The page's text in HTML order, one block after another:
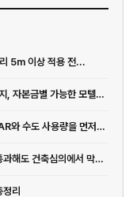
5m 이상 적용 전...
[부동산] 숙박업 창업 비용 5천만원부터 5억원까지, 자본금별 가능한 모텔 운...
[부동산] 모텔 매출 확인 방법, 총매출보다 RevPAR와 수도 사용량을 먼저...
[법규] 호스텔 용도변경 허가 조건, 주차·소방을 통과해도 건축심의에서 막히는 이유
리